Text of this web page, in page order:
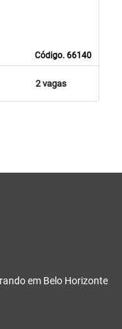
Código. 66140
2 vagas
em Belo Horizonte